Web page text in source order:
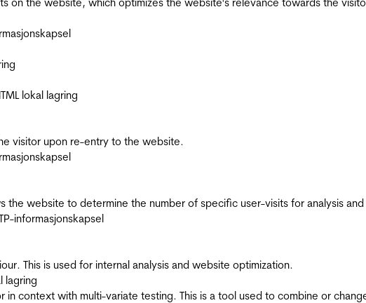
lokal lagring
visitor upon re-entry to the website.
the website to determine the number of specific user-visits for analysis
informasjonskapsel
This is used for internal analysis and website optimization.
lagring
in context with multi-variate testing. This is a tool used to combine or